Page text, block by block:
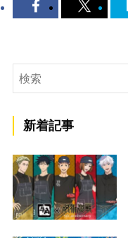
新着記事